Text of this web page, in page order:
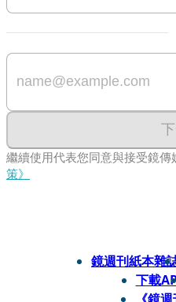
繼續使用代表您同意與接受鏡傳
策》
鏡週刊紙本雜
下載